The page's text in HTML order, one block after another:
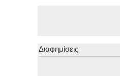
Διαφημίσεις